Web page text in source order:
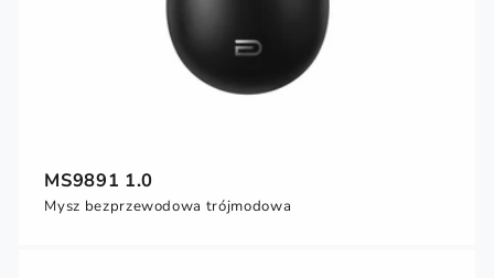
MS9891 1.0
Mysz bezprzewodowa trójmodowa